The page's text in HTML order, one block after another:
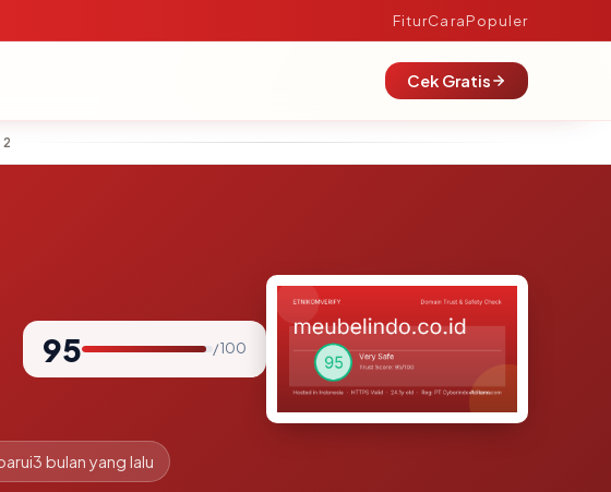
FiturCaraPopuler
Cek Gratis
95 / 100
3 bulan yang lalu